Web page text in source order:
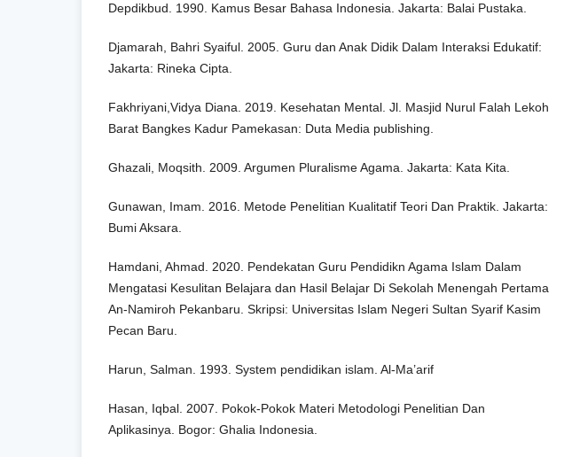
Depdikbud. 1990. Kamus Besar Bahasa Indonesia. Jakarta: Balai Pustaka.
Djamarah, Bahri Syaiful. 2005. Guru dan Anak Didik Dalam Interaksi Edukatif:
Jakarta: Rineka Cipta.
Fakhriyani,Vidya Diana. 2019. Kesehatan Mental. Jl. Masjid Nurul Falah Lekoh
Barat Bangkes Kadur Pamekasan: Duta Media publishing.
Ghazali, Moqsith. 2009. Argumen Pluralisme Agama. Jakarta: Kata Kita.
Gunawan, Imam. 2016. Metode Penelitian Kualitatif Teori Dan Praktik. Jakarta:
Bumi Aksara.
Hamdani, Ahmad. 2020. Pendekatan Guru Pendidikn Agama Islam Dalam
Mengatasi Kesulitan Belajara dan Hasil Belajar Di Sekolah Menengah Pertama
An-Namiroh Pekanbaru. Skripsi: Universitas Islam Negeri Sultan Syarif Kasim
Pecan Baru.
Harun, Salman. 1993. System pendidikan islam. Al-Ma’arif
Hasan, Iqbal. 2007. Pokok-Pokok Materi Metodologi Penelitian Dan
Aplikasinya. Bogor: Ghalia Indonesia.